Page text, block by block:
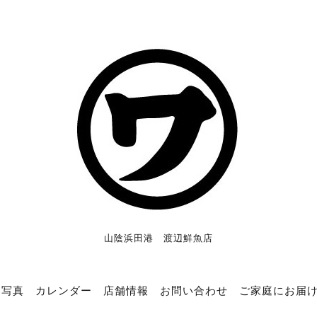
山陰浜田港 渡辺鮮魚店
写真 カレンダー 店舗情報 お問い合わせ ご家庭にお届け